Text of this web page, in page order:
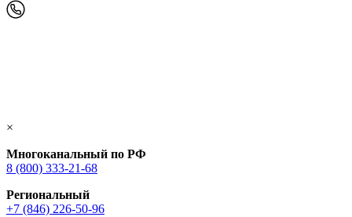
×
Многоканальный по РФ
8 (800) 333‑21-68
Региональный
+7 (846) 226-50-96